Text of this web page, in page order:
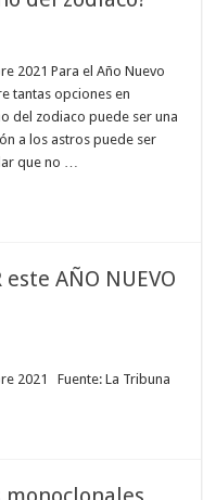
2021 Para el Año Nuevo
tantas opciones en
del zodiaco puede ser una
a los astros puede ser
que no …
este AÑO NUEVO
2021 Fuente: La Tribuna